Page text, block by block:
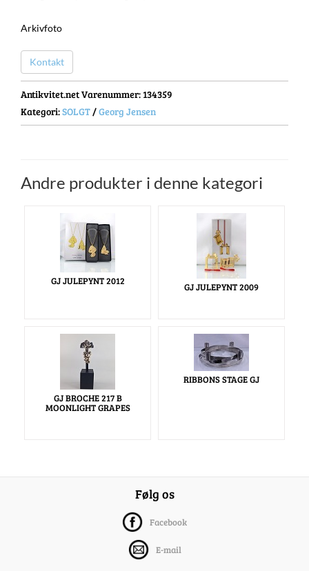
Arkivfoto
Kontakt
Antikvitet.net Varenummer: 134359
Kategori:SOLGT/Georg Jensen
Andre produkter i denne kategori
GJ JULEPYNT 2012 GJ JULEPYNT 2009
GJ BROCHE 217 B
MOONLIGHT GRAPES
RIBBONS STAGE GJ
Følg os
Facebook
E-mail